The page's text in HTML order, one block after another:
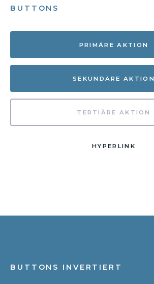
BUTTONS
PRIMÄRE AKTION
SEKUNDÄRE AKTION
TERTIÄRE AKTION
HYPERLINK
BUTTONS INVERTIERT